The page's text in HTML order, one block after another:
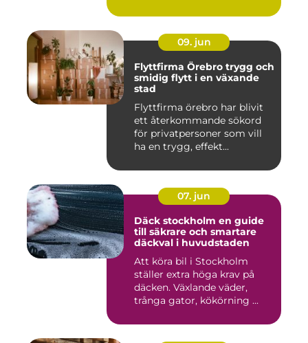
09. jun
Flyttfirma Örebro trygg och
smidig flytt i en växande
stad
Flyttfirma örebro har blivit
ett återkommande sökord
för privatpersoner som vill
ha en trygg, effekt...
07. jun
Däck stockholm en guide
till säkrare och smartare
däckval i huvudstaden
Att köra bil i Stockholm
ställer extra höga krav på
däcken. Växlande väder,
trånga gator, kökörning ...